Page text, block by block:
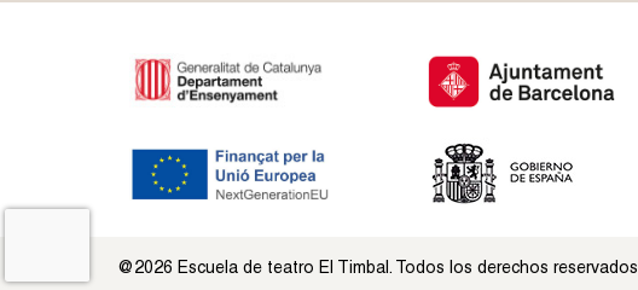
@2026 Escuela de teatro El Timbal. Todos los derechos reservados